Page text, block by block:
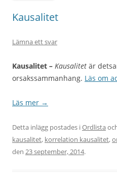
Kausalitet
Lämna ett svar
Kausalitet – Kausalitet är
orsakssammanhang. Läs om
Läs mer →
Detta inlägg postades iOrdlista
kausalitet, korrelation kausalitet,
den 23 september, 2014.